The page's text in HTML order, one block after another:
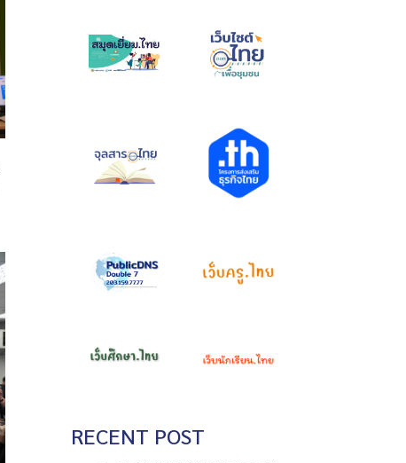
RECENT POST